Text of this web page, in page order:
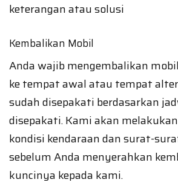
keterangan atau solusi
Kembalikan Mobil
Anda wajib mengembalikan
ke tempat awal atau tempat
sudah disepakati berdasarkan
disepakati. Kami akan
kondisi kendaraan dan surat-
sebelum Anda menyerahkan
kuncinya kepada kami.